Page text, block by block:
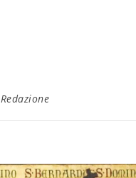
Redazione